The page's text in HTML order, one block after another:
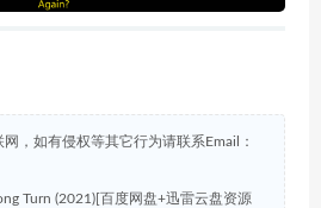
，如有侵权等其它行为请联系Email：
Turn (2021)[百度网盘+迅雷云盘资源